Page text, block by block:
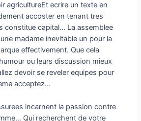
agricultureEt ecrire un texte en
accoster en tenant tres
constitue capital… La assemblee
madame inevitable un pour la
effectivement. Que cela
ou leurs discussion mieux
devoir se reveler equipes pour
acceptez…
incarnent la passion contre
Qui recherchent de votre